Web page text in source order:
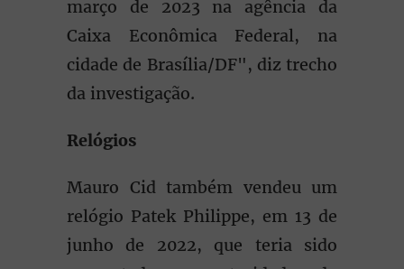
março de 2023 na agência da
Caixa Econômica Federal, na
cidade de Brasília/DF", diz trecho
da investigação.
Relógios
Mauro Cid também vendeu um
relógio Patek Philippe, em 13 de
junho de 2022, que teria sido